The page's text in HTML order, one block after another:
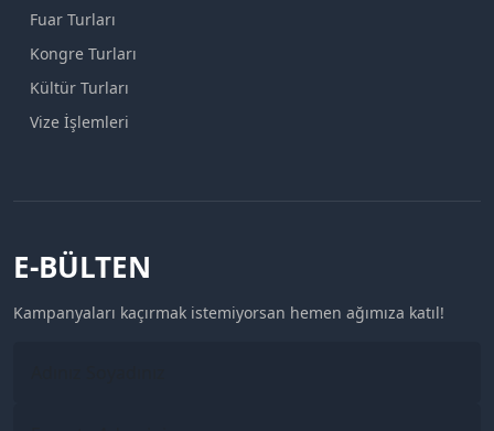
Fuar Turları
Kongre Turları
Kültür Turları
Vize İşlemleri
E-BÜLTEN
Kampanyaları kaçırmak istemiyorsan hemen ağımıza katıl!